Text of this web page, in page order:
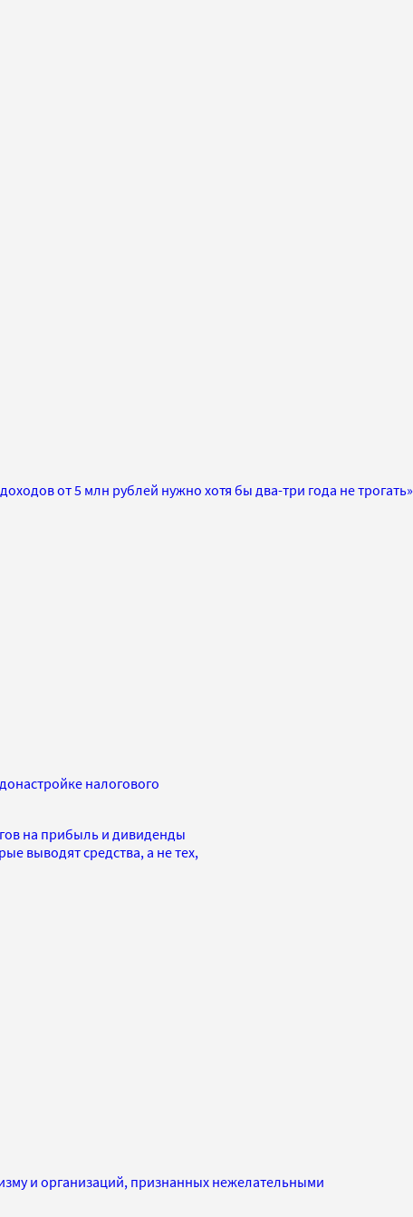
от 5 млн рублей нужно хотя бы два-три года не трогать»
налогового
на прибыль и дивиденды
выводят средства, а не тех,
и организаций, признанных нежелательными